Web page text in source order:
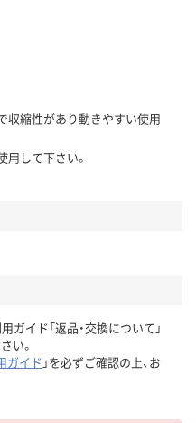
収縮性があり動きやすい使用
用して下さい。
ガイド「返品・交換について」
い。
ガイド 」を必ずご確認の上、お